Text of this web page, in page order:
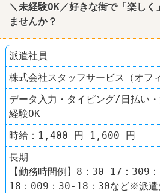
＼未経験OK／好きな街で「楽し
ませんか？
派遣社員
株式会社スタッフサービス（オフ
データ入力・タイピング/日払い
経験OK
時給：1,400 円 1,600 円
長期
【勤務時間例】8：30-17：309
18：009：30-18：30など※派遣